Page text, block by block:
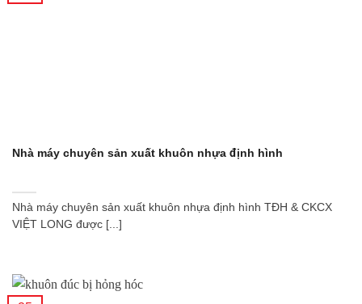
Nhà máy chuyên sản xuất khuôn nhựa định hình
Nhà máy chuyên sản xuất khuôn nhựa định hình TĐH & CKCX
VIỆT LONG được [...]